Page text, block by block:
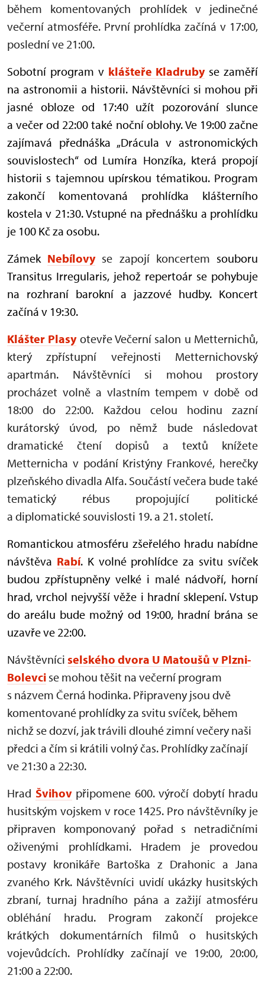
během komentovaných prohlídek v jedinečné
večerní atmosféře. První prohlídka začíná v 17:00,
poslední ve 21:00.
Sobotní program v klášteře Kladrubyse zaměří
na astronomii a historii. Návštěvníci si mohou při
jasné obloze od 17:40 užít pozorování slunce
a večer od 22:00 také noční oblohy. Ve 19:00 začne
zajímavá přednáška „Drácula v astronomických
souvislostech“ od Lumíra Honzíka, která propojí
historii s tajemnou upírskou tématikou. Program
zakončí komentovaná prohlídka klášterního
kostela v 21:30. Vstupné na přednášku a prohlídku
je 100 Kč za osobu.
Zámek Nebílovy se zapojí koncertem souboru
Transitus Irregularis, jehož repertoár se pohybuje
na rozhraní barokní a jazzové hudby. Koncert
začíná v 19:30.
Klášter Plasyotevře Večerní salon u Metternichů,
který zpřístupní veřejnosti Metternichovský
apartmán. Návštěvníci si mohou prostory
procházet volně a vlastním tempem v době od
18:00 do 22:00. Každou celou hodinu zazní
kurátorský úvod, po němž bude následovat
dramatické čtení dopisů a textů knížete
Metternicha v podání Kristýny Frankové, herečky
plzeňského divadla Alfa. Součástí večera bude také
tematický rébus propojující politické
a diplomatické souvislosti 19. a 21. století.
Romantickou atmosféru zšeřelého hradu nabídne
návštěva Rabí. K volné prohlídce za svitu svíček
budou zpřístupněny velké i malé nádvoří, horní
hrad, vrchol nejvyšší věže i hradní sklepení. Vstup
do areálu bude možný od 19:00, hradní brána se
uzavře ve 22:00.
Návštěvníci selského dvora U Matoušů v Plzni-
Bolevci se mohou těšit na večerní program
s názvem Černá hodinka. Připraveny jsou dvě
komentované prohlídky za svitu svíček, během
nichž se dozví, jak trávili dlouhé zimní večery naši
předci a čím si krátili volný čas. Prohlídky začínají
ve 21:30 a 22:30.
Hrad Švihovpřipomene 600. výročí dobytí hradu
husitským vojskem v roce 1425. Pro návštěvníky je
připraven komponovaný pořad s netradičními
oživenými prohlídkami. Hradem je provedou
postavy kronikáře Bartoška z Drahonic a Jana
zvaného Krk. Návštěvníci uvidí ukázky husitských
zbraní, turnaj hradního pána a zažijí atmosféru
obléhání hradu. Program zakončí projekce
krátkých dokumentárních filmů o husitských
vojevůdcích. Prohlídky začínají ve 19:00, 20:00,
21:00 a 22:00.